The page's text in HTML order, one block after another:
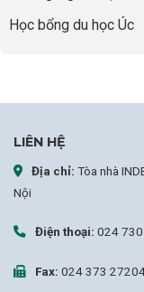
Nâng
Tầm
Học bổng du học Úc
LIÊN HỆ
Địa chỉ: Tòa nhà
Nội
Điện thoại: 024
Fax: 024 373